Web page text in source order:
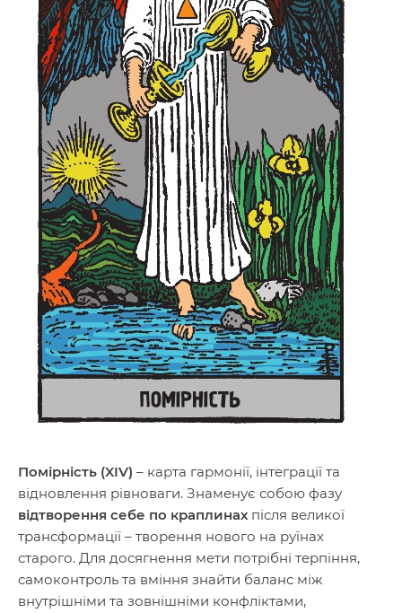
Помірність (XIV) – карта гармонії, інтеграції та
відновлення рівноваги. Знаменує собою фазу
відтворення себе по краплинах після великої
трансформації – творення нового на руїнах
старого. Для досягнення мети потрібні терпіння,
самоконтроль та вміння знайти баланс між
внутрішніми та зовнішніми конфліктами,